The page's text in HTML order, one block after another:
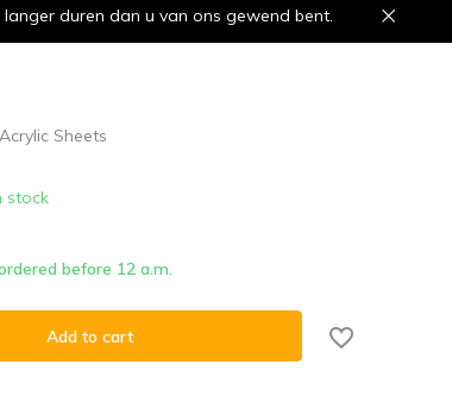
duren dan u van ons gewend bent.
Sheets
stock
before 12 a.m.
Add to cart